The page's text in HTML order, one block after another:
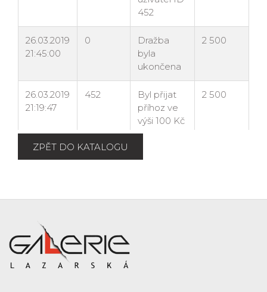
ZPĚT DO KATALOGU